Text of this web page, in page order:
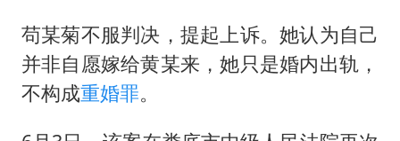
苟某菊不服判决，提起上诉。她认为自己
并非自愿嫁给黄某来，她只是婚内出轨，
不构成重婚罪。